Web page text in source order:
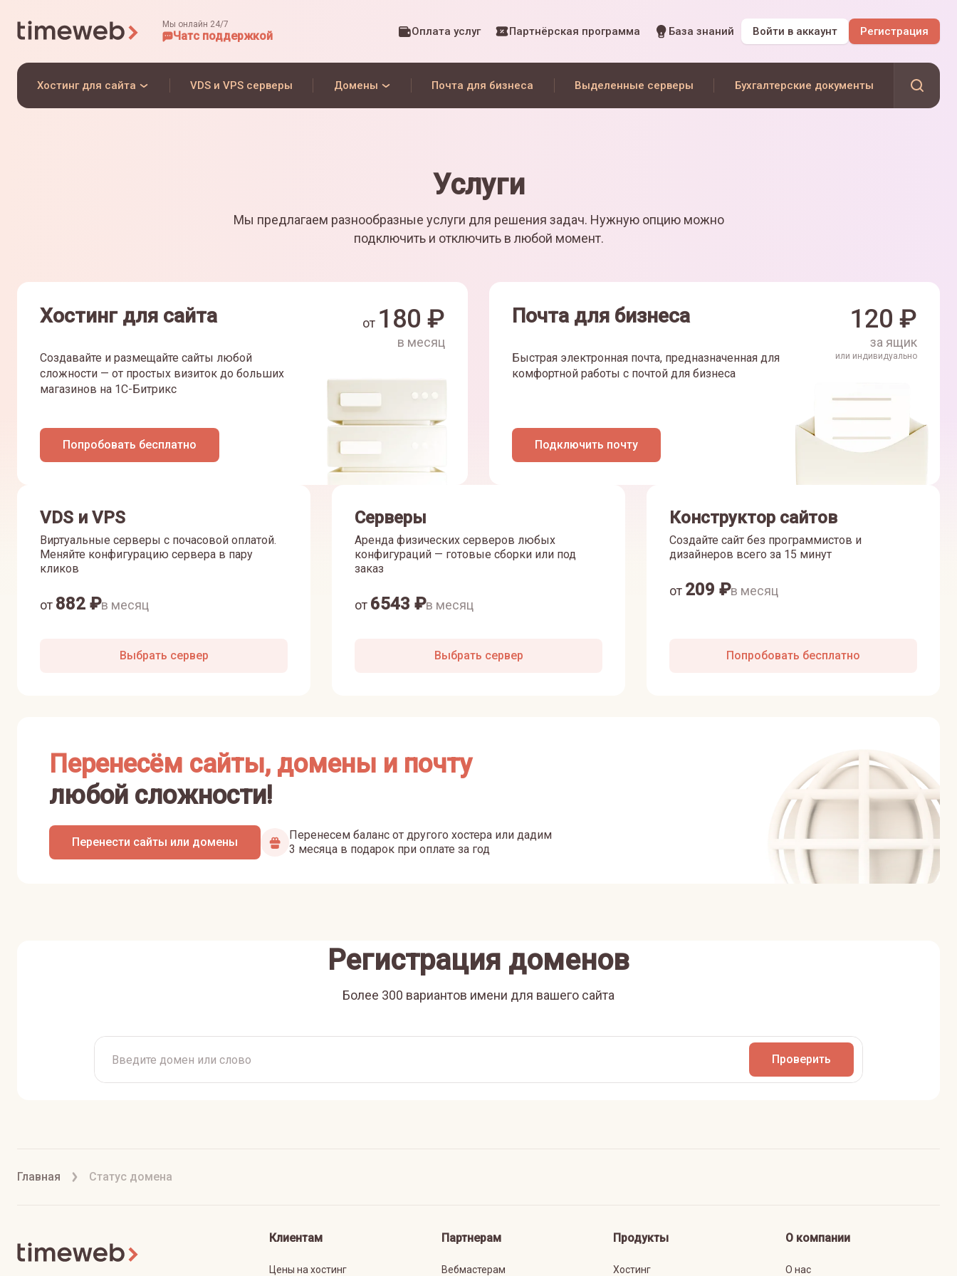
Мы онлайн 24/7
Чатс поддержкой Оплата услуг Партнёрская программа База знаний Войти в аккаунт Регистрация
Хостинг для сайта VDS и VPS серверы Домены Почта для бизнеса Выделенные серверы Бухгалтерские документы
Услуги
Мы предлагаем разнообразные услуги для решения задач. Нужную опцию можно
подключить и отключить в любой момент.
Хостинг для сайта
Создавайте и размещайте сайты любой
сложности — от простых визиток до больших
магазинов на 1С-Битрикс
Попробовать бесплатно
от 180 ₽
в месяц
Почта для бизнеса
Быстрая электронная почта, предназначенная для
комфортной работы с почтой для бизнеса
Подключить почту
120 ₽
за ящик
или индивидуально
VDS и VPS
Виртуальные серверы с почасовой оплатой.
Меняйте конфигурацию сервера в пару
кликов
от 882 ₽в месяц
Выбрать сервер
Серверы
Аренда физических серверов любых
конфигураций — готовые сборки или под
заказ
от 6543 ₽в месяц
Выбрать сервер
Конструктор сайтов
Создайте сайт без программистов и
дизайнеров всего за 15 минут
от 209 ₽в месяц
Попробовать бесплатно
Перенесём сайты, домены и почту
любой сложности!
Перенести сайты или домены
Перенесем баланс от другого хостера или дадим
3 месяца в подарок при оплате за год
Регистрация доменов
Более 300 вариантов имени для вашего сайта
Проверить
Главная Статус домена
Клиентам
Цены на хостинг
Партнерам
Вебмастерам
Продукты
Хостинг
О компании
О нас